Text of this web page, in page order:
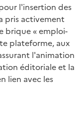
l'insertion des
pris activement
brique « emploi-
plateforme, aux
l'animation
éditoriale et la
lien avec les